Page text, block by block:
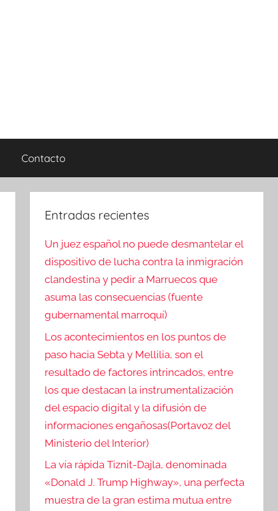
Contacto
Entradas recientes
Un juez español no puede desmantelar el
dispositivo de lucha contra la inmigración
clandestina y pedir a Marruecos que
asuma las consecuencias (fuente
gubernamental marroquí)
Los acontecimientos en los puntos de
paso hacia Sebta y Mellilia, son el
resultado de factores intrincados, entre
los que destacan la instrumentalización
del espacio digital y la difusión de
informaciones engañosas(Portavoz del
Ministerio del Interior)
La vía rápida Tiznit-Dajla, denominada
«Donald J. Trump Highway», una perfecta
muestra de la gran estima mutua entre